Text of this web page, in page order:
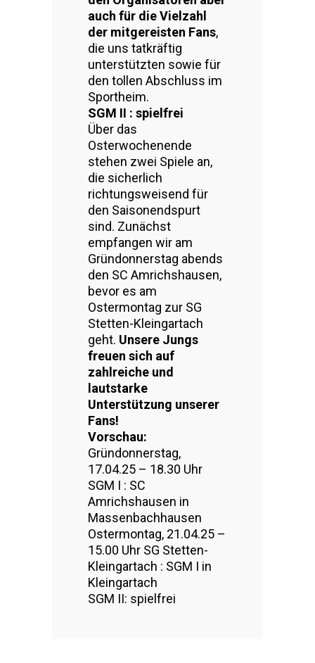
auch für die Vielzahl
der mitgereisten Fans,
die uns tatkräftig
unterstützten sowie für
den tollen Abschluss im
Sportheim.
SGM II : spielfrei
Über das
Osterwochenende
stehen zwei Spiele an,
die sicherlich
richtungsweisend für
den Saisonendspurt
sind. Zunächst
empfangen wir am
Gründonnerstag abends
den SC Amrichshausen,
bevor es am
Ostermontag zur SG
Stetten-Kleingartach
geht. Unsere Jungs
freuen sich auf
zahlreiche und
lautstarke
Unterstützung unserer
Fans!
Vorschau:
Gründonnerstag,
17.04.25 – 18.30 Uhr
SGM I : SC
Amrichshausen in
Massenbachhausen
Ostermontag, 21.04.25 –
15.00 Uhr SG Stetten-
Kleingartach : SGM I in
Kleingartach
SGM II: spielfrei